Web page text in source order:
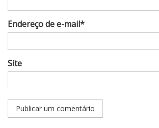
Endereço de e-mail*
Site